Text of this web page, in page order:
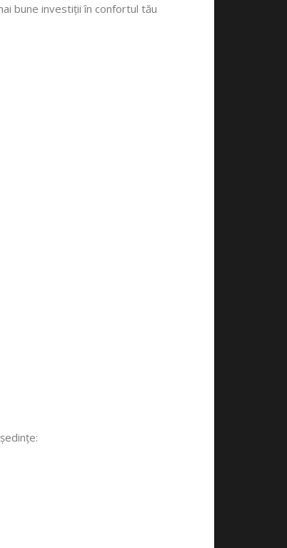
bune investiții în confortul tău